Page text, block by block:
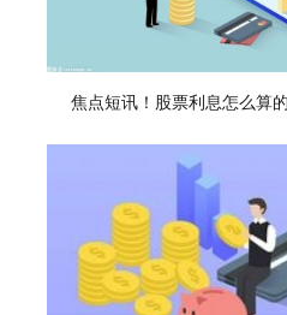
焦点短讯！股票利息怎么算